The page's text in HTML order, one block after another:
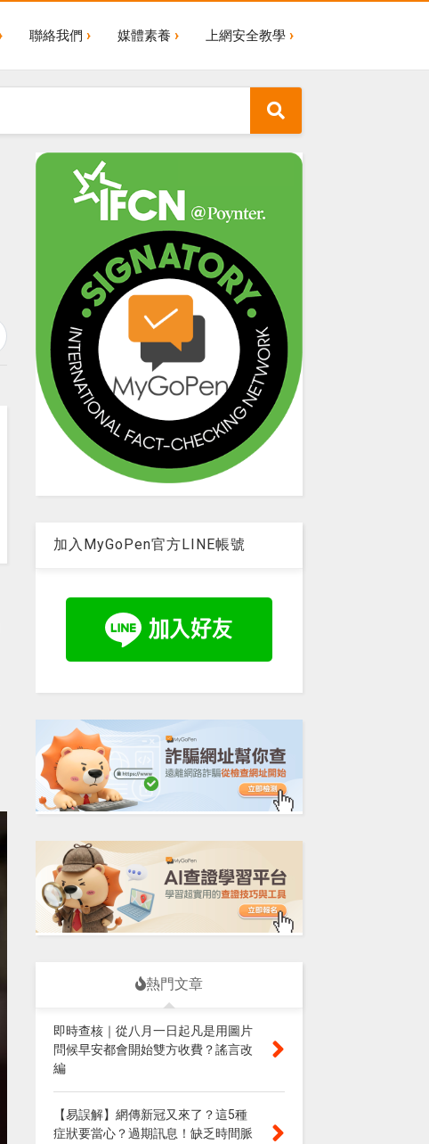
聯絡我們 媒體素養 上網安全教學
加入MyGoPen官方LINE帳號
熱門文章
即時查核｜從八月一日起凡是用圖片
問候早安都會開始雙方收費？謠言改
編
【易誤解】網傳新冠又來了？這5種
症狀要當心？過期訊息！缺乏時間脈